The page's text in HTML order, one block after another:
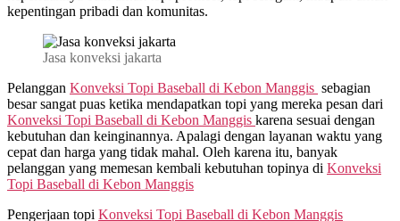
kepentingan pribadi dan komunitas.
Jasa konveksi jakarta
Pelanggan Konveksi Topi Baseball di Kebon Manggis sebagian
besar sangat puas ketika mendapatkan topi yang mereka pesan dari
Konveksi Topi Baseball di Kebon Manggis karena sesuai dengan
kebutuhan dan keinginannya. Apalagi dengan layanan waktu yang
cepat dan harga yang tidak mahal. Oleh karena itu, banyak
pelanggan yang memesan kembali kebutuhan topinya di Konveksi
Topi Baseball di Kebon Manggis
Pengerjaan topi Konveksi Topi Baseball di Kebon Manggis